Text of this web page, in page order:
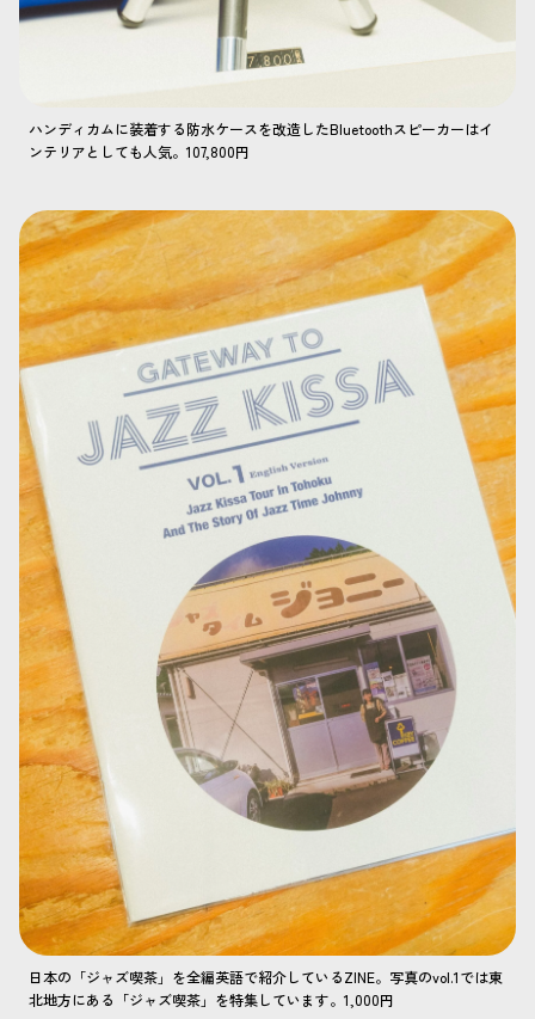
ハンディカムに装着する防水ケースを改造したBluetoothスピーカーはイ
ンテリアとしても人気。107,800円
日本の「ジャズ喫茶」を全編英語で紹介しているZINE。写真のvol.1では東
北地方にある「ジャズ喫茶」を特集しています。1,000円